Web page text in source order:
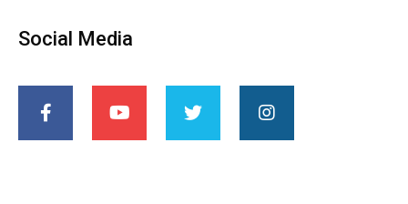
Social Media